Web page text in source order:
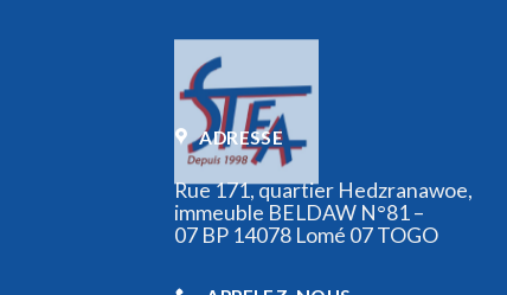
ADRESSE
Rue 171, quartier Hedzranawoe,
immeuble BELDAW N°81 –
07 BP 14078 Lomé 07 TOGO